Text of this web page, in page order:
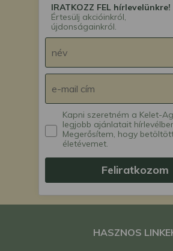
IRATKOZZ FEL hírlevelünkre!
Értesülj akcióinkról,
újdonságainkról.
Kapni szeretném a Kelet-
legjobb ajánlatait
Megerősítem, hogy
életévemet.
Feliratkozom
HASZNOS